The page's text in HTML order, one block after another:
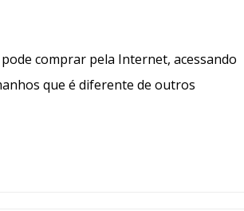
comprar pela Internet, acessando
que é diferente de outros